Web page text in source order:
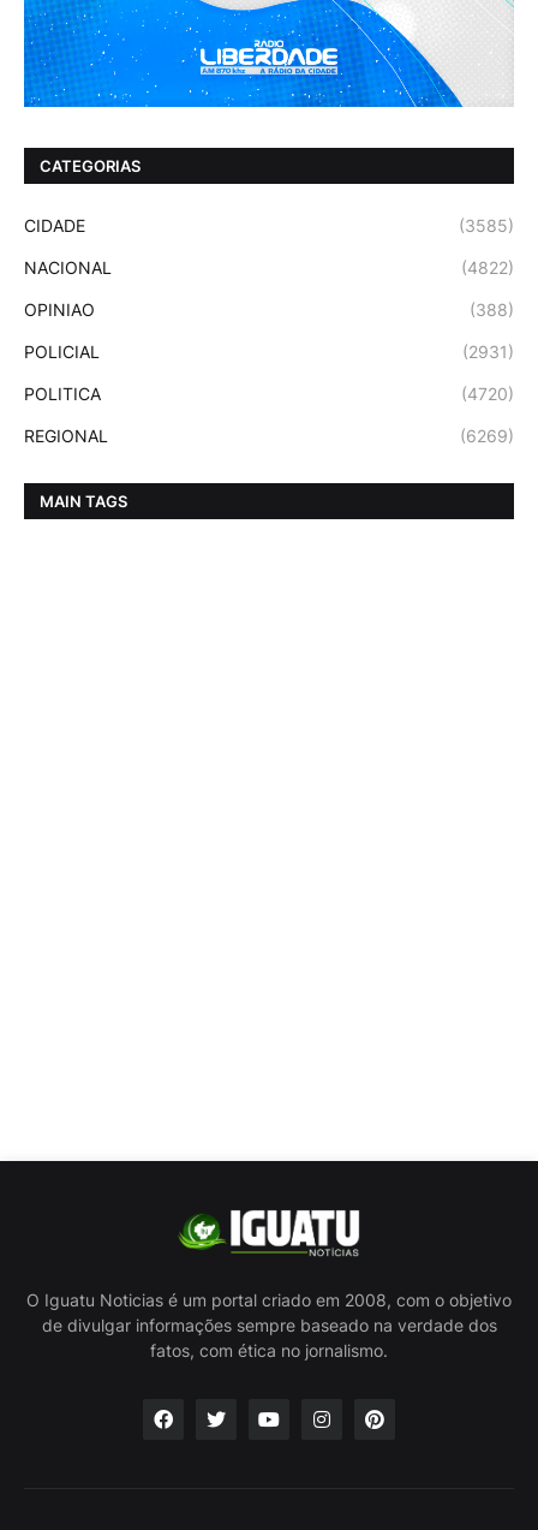
CATEGORIAS
CIDADE (3585)
NACIONAL (4822)
OPINIAO (388)
POLICIAL (2931)
POLITICA (4720)
REGIONAL (6269)
MAIN TAGS
O Iguatu Noticias é um portal criado em 2008, com o objetivo
de divulgar informações sempre baseado na verdade dos
fatos, com ética no jornalismo.